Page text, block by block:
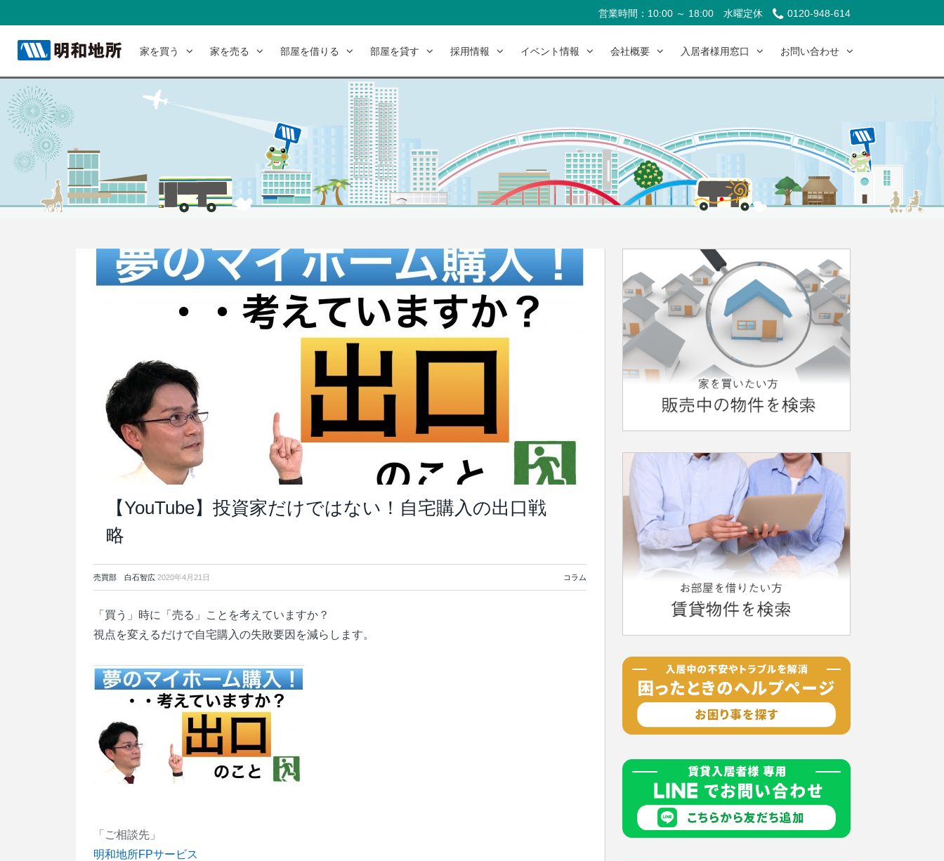
営業時間：10:00 ～ 18:00 水曜定休 0120-948-614
家を買う 家を売る 部屋を借りる 部屋を貸す 採用情報 イベント情報 会社概要 入居者様用窓口 お問い合わせ
【YouTube】投資家だけではない！自宅購入の出口戦
略
売買部 白石智広 2020年4月21日 コラム
「買う」時に「売る」ことを考えていますか？
視点を変えるだけで自宅購入の失敗要因を減らします。
「ご相談先」
明和地所FPサービス